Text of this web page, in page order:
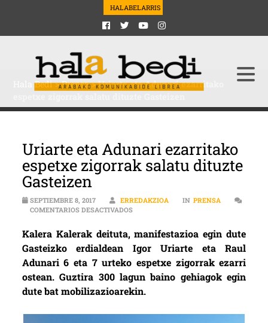
HALABELARRIS
Hala Bedi>Prensa>Uriarte eta Adunari ezarritako
Uriarte eta Adunari ezarritako
espetxe zigorrak salatu dituzte
Gasteizen
SEPTIEMBRE 8, 2017 ERREDAKZIOA IN PRENSA
COMENTARIOS DESACTIVADOSEN URIARTE ETA ADUNARI EZARRITAKO
Kalera Kalerak deituta, manifestazioa egin dute
Gasteizko erdialdean Igor Uriarte eta Raul
Adunari 6 eta 7 urteko espetxe zigorrak ezarri
ostean. Guztira 300 lagun baino gehiagok egin
dute bat mobilizazioarekin.